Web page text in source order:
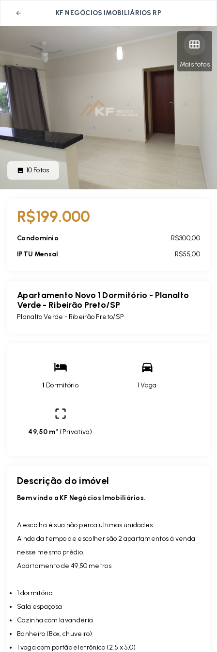
KF NEGÓCIOS IMOBILIÁRIOS RP
Mais fotos
10 Fotos
R$199.000
Condomínio
R$300,00
IPTU Mensal
R$55,00
Apartamento Novo 1 Dormitório - Planalto
Verde - Ribeirão Preto/SP
Planalto Verde - Ribeirão Preto/SP
1 Dormitório 1 Vaga
49,50 m² (Privativa)
Descrição do imóvel
Bem vindo a KF Negócios Imobiliários.
A escolha é sua não perca ultimas unidades.
Ainda da tempo de escolher são 2 apartamentos á venda
nesse mesmo prédio.
Apartamento de 49,50 metros
1 dormitório
Sala espaçosa
Cozinha com lavanderia
Banheiro (Box, chuveiro)
1 vaga com portão eletrônico (2,5 x 5,0)